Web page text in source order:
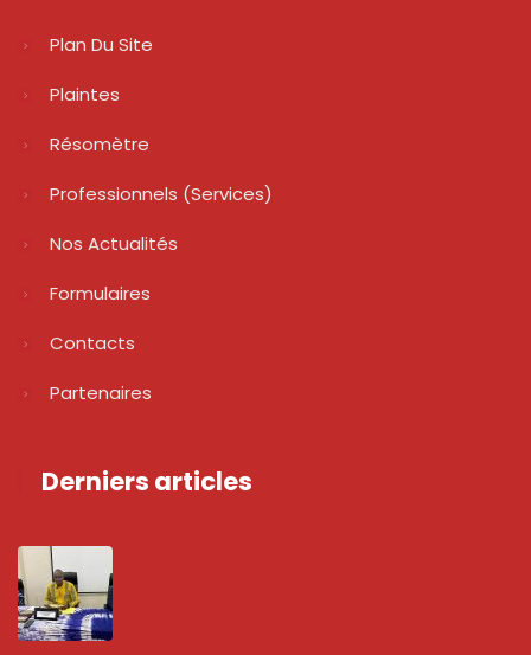
Plan Du Site
Plaintes
Résomètre
Professionnels (services)
Nos Actualités
Formulaires
Contacts
Partenaires
Derniers articles